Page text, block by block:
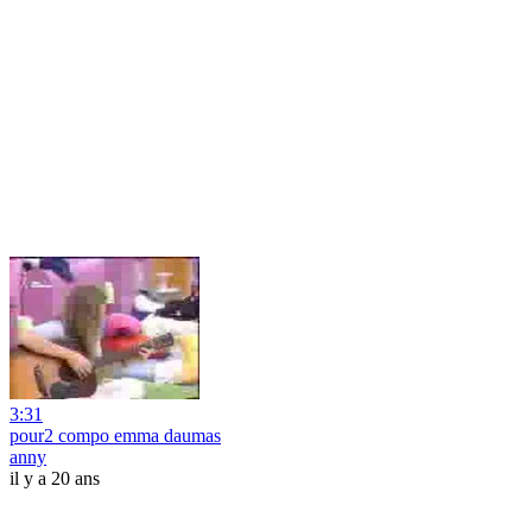
3:31
pour2 compo emma daumas
anny
il y a 20 ans